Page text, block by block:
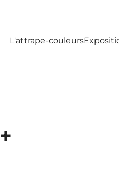
L'attrape-couleurs